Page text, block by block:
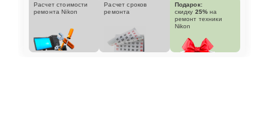
Расчет стоимости
ремонта Nikon
Расчет сроков
ремонта
Подарок:
скидку 25% на
ремонт техники
Nikon